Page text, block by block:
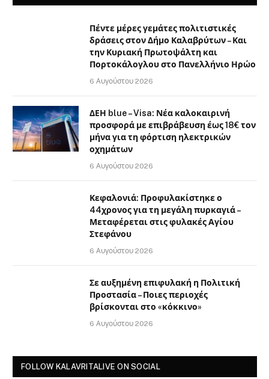
Πέντε μέρες γεμάτες πολιτιστικές
δράσεις στον Δήμο Καλαβρύτων – Και
την Κυριακή Πρωτοψάλτη και
Πορτοκάλογλου στο Πανελλήνιο Ηρώο
6 Αυγούστου 2026
ΔΕΗ blue – Visa: Νέα καλοκαιρινή
προσφορά με επιβράβευση έως 18€ τον
μήνα για τη φόρτιση ηλεκτρικών
οχημάτων
6 Αυγούστου 2026
Κεφαλονιά: Προφυλακίστηκε ο
44χρονος για τη μεγάλη πυρκαγιά –
Μεταφέρεται στις φυλακές Αγίου
Στεφάνου
6 Αυγούστου 2026
Σε αυξημένη επιφυλακή η Πολιτική
Προστασία – Ποιες περιοχές
βρίσκονται στο «κόκκινο»
6 Αυγούστου 2026
FOLLOW KALAVRITALIVE ON SOCIAL